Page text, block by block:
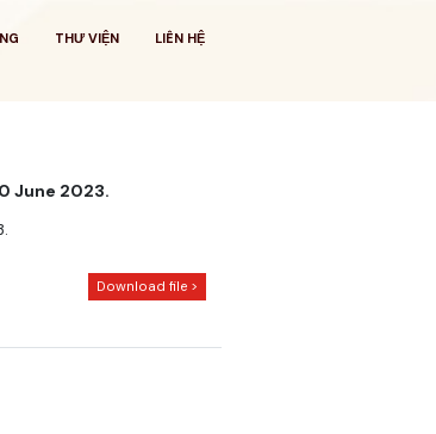
THƯ VIỆN LIÊN HỆ
June 2023.
Download file >